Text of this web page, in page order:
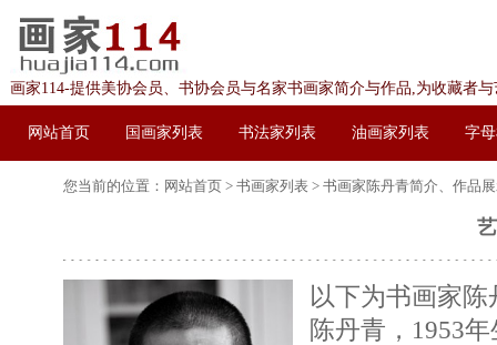
画家114-提供美协会员、书协会员与名家书画家简介与作品,为收藏者
网站首页 国画家列表 书法家列表 油画家列表 字
您当前的位置： 网站首页 > 书画家列表 > 书画家陈丹青简介、作品
以下为书画家
陈丹青，1953